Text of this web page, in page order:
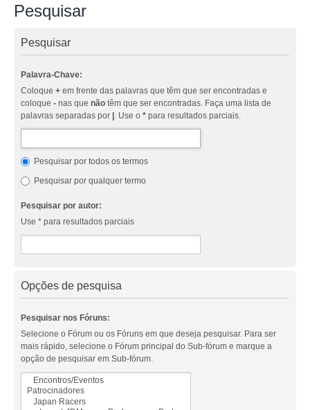
Pesquisar
Pesquisar
Palavra-Chave:
Coloque + em frente das palavras que têm que ser encontradas e
coloque - nas que não têm que ser encontradas. Faça uma lista de
palavras separadas por |. Use o * para resultados parciais.
Pesquisar por todos os termos
Pesquisar por qualquer termo
Pesquisar por autor:
Use * para resultados parciais
Opções de pesquisa
Pesquisar nos Fóruns:
Selecione o Fórum ou os Fóruns em que deseja pesquisar. Para ser
mais rápido, selecione o Fórum principal do Sub-fórum e marque a
opção de pesquisar em Sub-fórum.